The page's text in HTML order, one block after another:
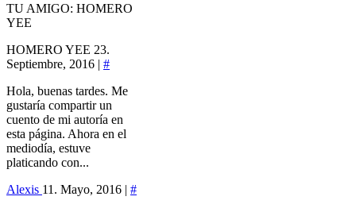
TU AMIGO: HOMERO
YEE
HOMERO YEE 23.
Septiembre, 2016 | #
Hola, buenas tardes. Me
gustaría compartir un
cuento de mi autoría en
esta página. Ahora en el
mediodía, estuve
platicando con...
Alexis 11. Mayo, 2016 | #